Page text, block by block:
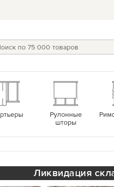
Рулонные
шторы
Ликвидация